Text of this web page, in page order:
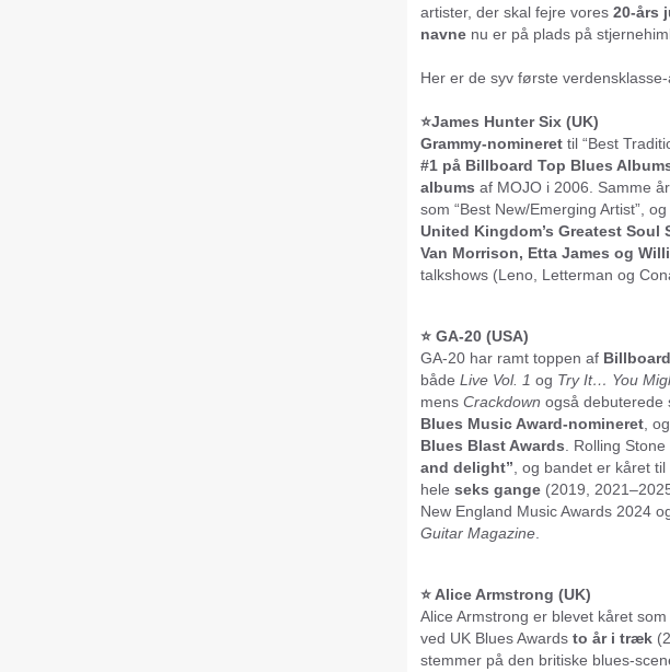
artister, der skal fejre vores 20-års
navne nu er på plads på
Her er de syv første
⭐️James Hunter Six (UK)
Grammy-nomineret til “Best
#1 på Billboard Top Blues
albums af MOJO i 2006. Samme
som “Best New/Emerging Artist”,
United Kingdom’s Greatest Soul
Van Morrison, Etta James og
talkshows (Leno, Letterman og
⭐️ GA-20 (USA)
GA-20 har ramt toppen af
både Live Vol. 1 og Try It… You
mens Crackdown også debuterede
Blues Music Award-nomineret ,
Blues Blast Awards . Rolling
and delight” , og bandet er kåret til
hele seks gange (2019,
New England Music Awards 2024
Guitar Magazine
⭐️ Alice Armstrong (UK)
Alice Armstrong er blevet kåret som
ved UK Blues Awards to år i træk
stemmer på den britiske blues-